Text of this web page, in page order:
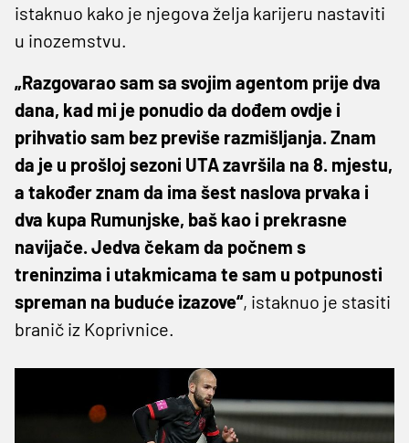
istaknuo kako je njegova želja karijeru nastaviti
u inozemstvu.
„Razgovarao sam sa svojim agentom prije dva
dana, kad mi je ponudio da dođem ovdje i
prihvatio sam bez previše razmišljanja. Znam
da je u prošloj sezoni UTA završila na 8. mjestu,
a također znam da ima šest naslova prvaka i
dva kupa Rumunjske, baš kao i prekrasne
navijače. Jedva čekam da počnem s
treninzima i utakmicama te sam u potpunosti
spreman na buduće izazove“, istaknuo je stasiti
branič iz Koprivnice.